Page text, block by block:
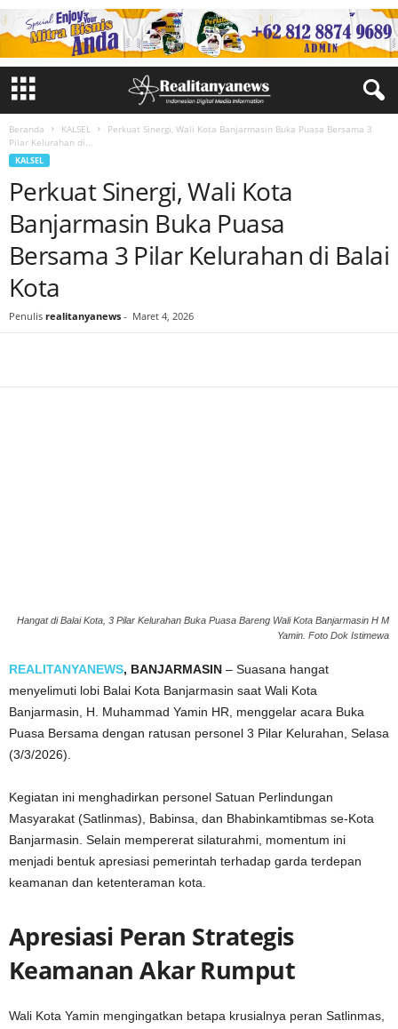
Beranda KALSEL
Perkuat Sinergi, Wali Kota Banjarmasin Buka Puasa Bersama 3
Pilar Kelurahan di...
KALSEL
Perkuat Sinergi, Wali Kota
Banjarmasin Buka Puasa
Bersama 3 Pilar Kelurahan di Balai
Kota
Penulis realitanyanews - Maret 4, 2026
Hangat di Balai Kota, 3 Pilar Kelurahan Buka Puasa Bareng Wali Kota Banjarmasin H M
Yamin. Foto Dok Istimewa
REALITANYANEWS, BANJARMASIN – Suasana hangat
menyelimuti lobi Balai Kota Banjarmasin saat Wali Kota
Banjarmasin, H. Muhammad Yamin HR, menggelar acara Buka
Puasa Bersama dengan ratusan personel 3 Pilar Kelurahan, Selasa
(3/3/2026).
Kegiatan ini menghadirkan personel Satuan Perlindungan
Masyarakat (Satlinmas), Babinsa, dan Bhabinkamtibmas se-Kota
Banjarmasin. Selain mempererat silaturahmi, momentum ini
menjadi bentuk apresiasi pemerintah terhadap garda terdepan
keamanan dan ketenteraman kota.
Apresiasi Peran Strategis
Keamanan Akar Rumput
Wali Kota Yamin mengingatkan betapa krusialnya peran Satlinmas,